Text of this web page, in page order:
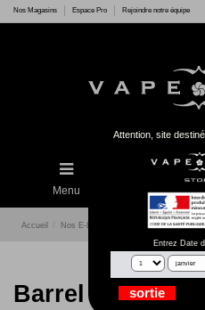
Attention, site
Entrez Date
Nos Magasins Espace Pro Rejoindre notre équipe
Menu
Accueil Nos E-Liquides Vape Cellar
Barrel of Absolv